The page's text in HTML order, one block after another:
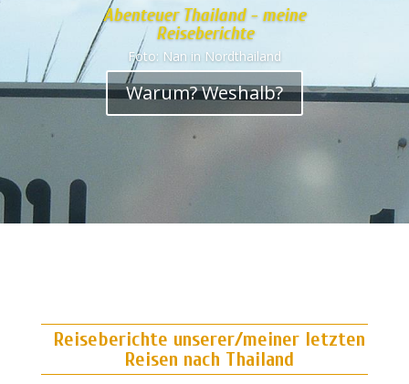
Abenteuer Thailand - meine
Reiseberichte
Foto: Nan in Nordthailand
Warum? Weshalb?
Reiseberichte unserer/meiner letzten
Reisen nach Thailand